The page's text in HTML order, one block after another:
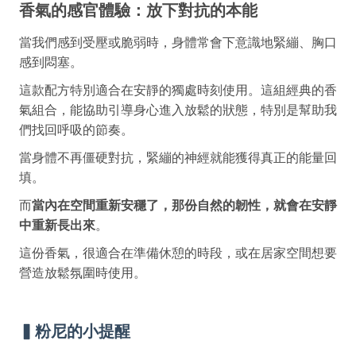
香氣的感官體驗：放下對抗的本能
當我們感到受壓或脆弱時，身體常會下意識地緊繃、胸口
感到悶塞。
這款配方特別適合在安靜的獨處時刻使用。 這組經典的香
氣組合，能協助引導身心進入放鬆的狀態，特別是幫助我
們找回呼吸的節奏。
當身體不再僵硬對抗，緊繃的神經就能獲得真正的能量回
填。
而當內在空間重新安穩了，那份自然的韌性，就會在安靜
中重新長出來。
這份香氣，很適合在準備休憩的時段，或在居家空間想要
營造放鬆氛圍時使用。
▍粉尼的小提醒